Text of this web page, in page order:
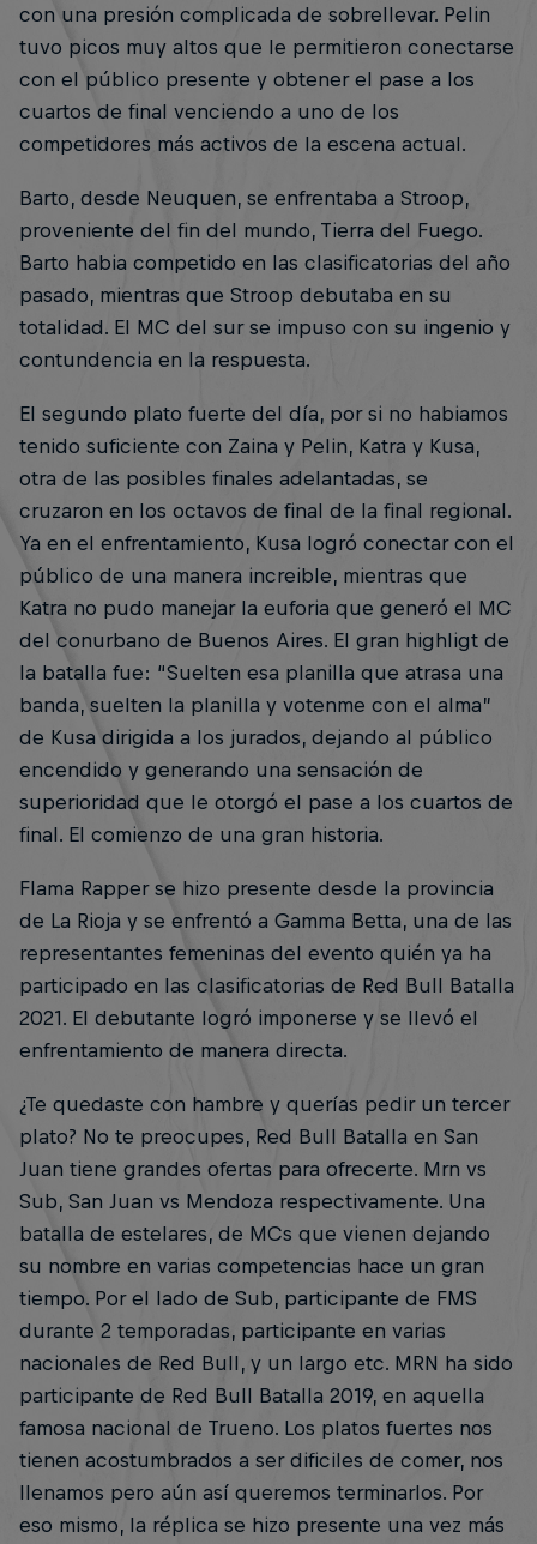
con una presión complicada de sobrellevar. Pelin
tuvo picos muy altos que le permitieron conectarse
con el público presente y obtener el pase a los
cuartos de final venciendo a uno de los
competidores más activos de la escena actual.
Barto, desde Neuquen, se enfrentaba a Stroop,
proveniente del fin del mundo, Tierra del Fuego.
Barto habia competido en las clasificatorias del año
pasado, mientras que Stroop debutaba en su
totalidad. El MC del sur se impuso con su ingenio y
contundencia en la respuesta.
El segundo plato fuerte del día, por si no habiamos
tenido suficiente con Zaina y Pelin, Katra y Kusa,
otra de las posibles finales adelantadas, se
cruzaron en los octavos de final de la final regional.
Ya en el enfrentamiento, Kusa logró conectar con el
público de una manera increible, mientras que
Katra no pudo manejar la euforia que generó el MC
del conurbano de Buenos Aires. El gran highligt de
la batalla fue: “Suelten esa planilla que atrasa una
banda, suelten la planilla y votenme con el alma”
de Kusa dirigida a los jurados, dejando al público
encendido y generando una sensación de
superioridad que le otorgó el pase a los cuartos de
final. El comienzo de una gran historia.
Flama Rapper se hizo presente desde la provincia
de La Rioja y se enfrentó a Gamma Betta, una de las
representantes femeninas del evento quién ya ha
participado en las clasificatorias de Red Bull Batalla
2021. El debutante logró imponerse y se llevó el
enfrentamiento de manera directa.
¿Te quedaste con hambre y querías pedir un tercer
plato? No te preocupes, Red Bull Batalla en San
Juan tiene grandes ofertas para ofrecerte. Mrn vs
Sub, San Juan vs Mendoza respectivamente. Una
batalla de estelares, de MCs que vienen dejando
su nombre en varias competencias hace un gran
tiempo. Por el lado de Sub, participante de FMS
durante 2 temporadas, participante en varias
nacionales de Red Bull, y un largo etc. MRN ha sido
participante de Red Bull Batalla 2019, en aquella
famosa nacional de Trueno. Los platos fuertes nos
tienen acostumbrados a ser dificiles de comer, nos
llenamos pero aún así queremos terminarlos. Por
eso mismo, la réplica se hizo presente una vez más